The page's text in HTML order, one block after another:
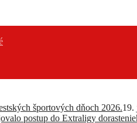
športových dňoch 2026.19.
postup do Extraligy